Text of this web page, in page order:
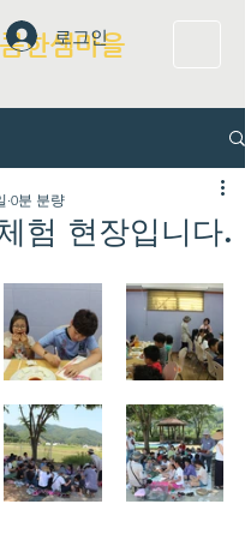
한샘마을
로그인
험 현장입니다.
0분 분량